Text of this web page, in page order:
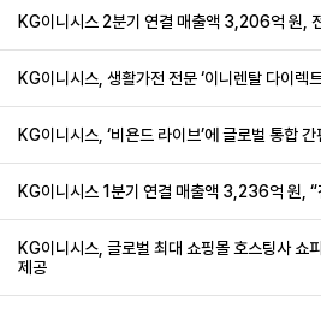
KG이니시스 2분기 연결 매출액 3,206억 원,
KG이니시스, 생활가전 전문 ‘이니렌탈 다이렉
KG이니시스, ‘비욘드 라이브’에 글로벌 통합
KG이니시스 1분기 연결 매출액 3,236억 원,
KG이니시스, 글로벌 최대 쇼핑몰 호스팅사 쇼
제공